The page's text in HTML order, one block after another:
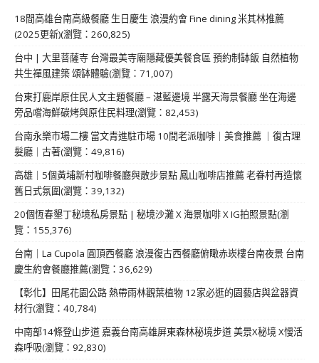
18間高雄台南高級餐廳 生日慶生 浪漫約會 Fine dining 米其林推薦
(2025更新)(瀏覽：260,825)
台中 | 大里菩薩寺 台灣最美寺廟隱藏優美餐食區 預約制缽飯 自然植物
共生禪風建築 頌缽體驗(瀏覽：71,007)
台東打鹿岸原住民人文主題餐廳 – 湛藍邊境 半露天海景餐廳 坐在海邊
旁品嚐海鮮碳烤與原住民料理(瀏覽：82,453)
台南永樂市場二樓 當文青進駐市場 10間老派咖啡｜美食推薦 ｜復古理
髮廳｜古著(瀏覽：49,816)
高雄｜5個黃埔新村咖啡餐廳與散步景點 鳳山咖啡店推薦 老眷村再造懷
舊日式氛圍(瀏覽：39,132)
20個恆春墾丁秘境私房景點 | 秘境沙灘 X 海景咖啡 X IG拍照景點(瀏
覽：155,376)
台南｜La Cupola 圓頂西餐廳 浪漫復古西餐廳俯瞰赤崁樓台南夜景 台南
慶生約會餐廳推薦(瀏覽：36,629)
【彰化】田尾花園公路 熱帶雨林觀葉植物 12家必逛的園藝店與盆器資
材行(瀏覽：40,784)
中南部14條登山步道 嘉義台南高雄屏東森林秘境步道 美景X秘境 X慢活
森呼吸(瀏覽：92,830)